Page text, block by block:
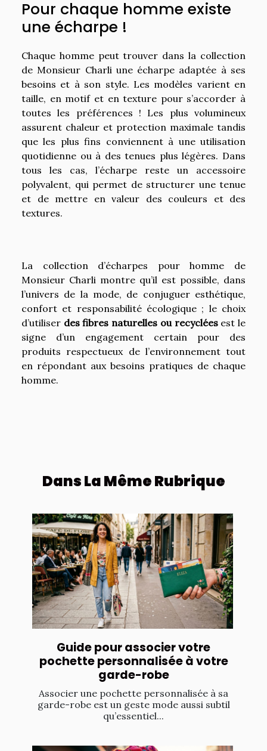
Pour chaque homme existe
une écharpe !
Chaque homme peut trouver dans la collection
de Monsieur Charli une écharpe adaptée à ses
besoins et à son style. Les modèles varient en
taille, en motif et en texture pour s’accorder à
toutes les préférences ! Les plus volumineux
assurent chaleur et protection maximale tandis
que les plus fins conviennent à une utilisation
quotidienne ou à des tenues plus légères. Dans
tous les cas, l’écharpe reste un accessoire
polyvalent, qui permet de structurer une tenue
et de mettre en valeur des couleurs et des
textures.
La collection d’écharpes pour homme de
Monsieur Charli montre qu’il est possible, dans
l’univers de la mode, de conjuguer esthétique,
confort et responsabilité écologique ; le choix
d’utiliser des fibres naturelles ou recycléesest le
signe d’un engagement certain pour des
produits respectueux de l’environnement tout
en répondant aux besoins pratiques de chaque
homme.
Dans La Même Rubrique
Guide pour associer votre
pochette personnalisée à votre
garde-robe
Associer une pochette personnalisée à sa
garde-robe est un geste mode aussi subtil
qu’essentiel...